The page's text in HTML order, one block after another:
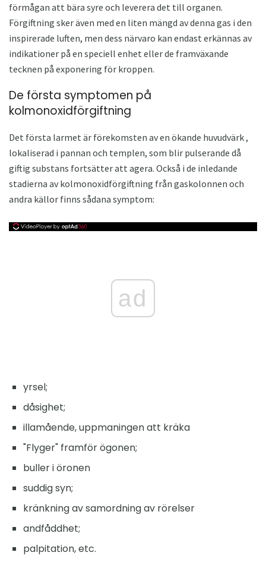
förmågan att bära syre och leverera det till organen.
Förgiftning sker även med en liten mängd av denna gas i den
inspirerade luften, men dess närvaro kan endast erkännas av
indikationer på en speciell enhet eller de framväxande
tecknen på exponering för kroppen.
De första symptomen på
kolmonoxidförgiftning
Det första larmet är förekomsten av en ökande huvudvärk ,
lokaliserad i pannan och templen, som blir pulserande då
giftig substans fortsätter att agera. Också i de inledande
stadierna av kolmonoxidförgiftning från gaskolonnen och
andra källor finns sådana symptom:
ad
yrsel;
dåsighet;
illamående, uppmaningen att kräka
"Flyger" framför ögonen;
buller i öronen
suddig syn;
kränkning av samordning av rörelser
andfåddhet;
palpitation, etc.